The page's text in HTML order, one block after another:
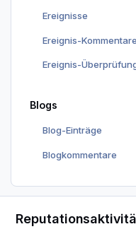
Ereignisse
Ereignis-Kommentare
Ereignis-
Blogs
Blog-Einträge
Blogkommentare